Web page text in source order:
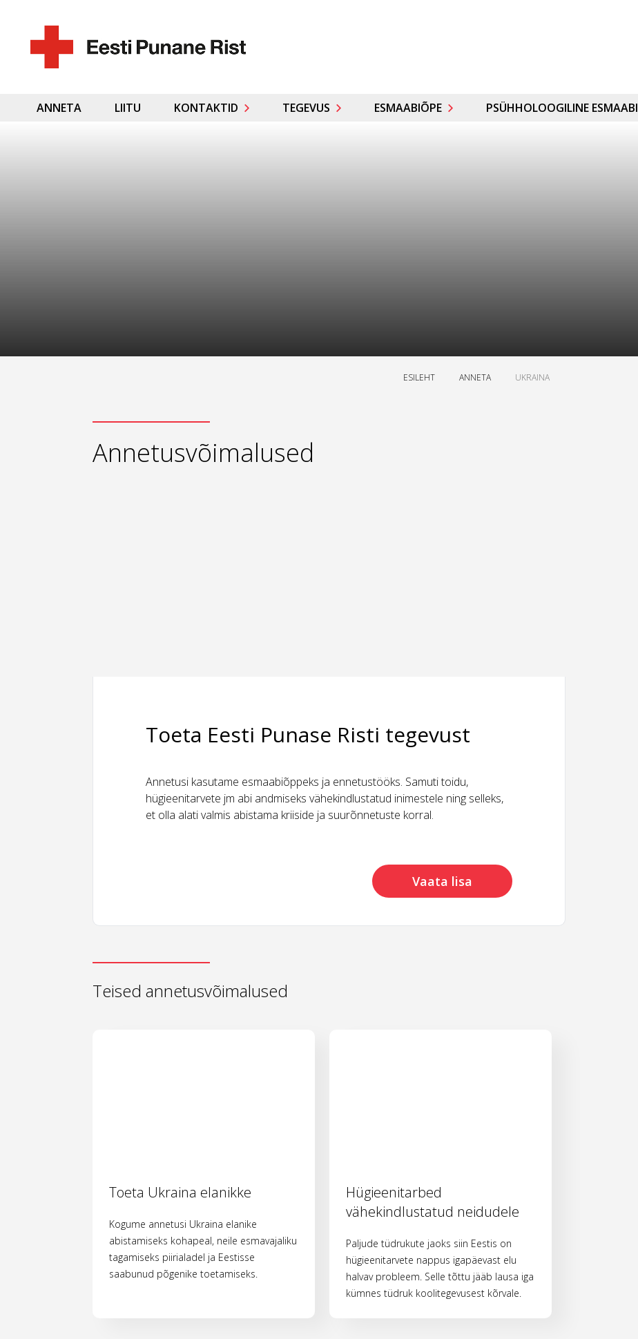
ANNETA LIITU KONTAKTID TEGEVUS ESMAABIÕPE PSÜHHOLOOGILINE ESMAABI
ESILEHT ANNETA UKRAINA
Annetusvõimalused
Toeta Eesti Punase Risti tegevust
Annetusi kasutame esmaabiõppeks ja ennetustööks. Samuti toidu,
hügieenitarvete jm abi andmiseks vähekindlustatud inimestele ning selleks,
et olla alati valmis abistama kriiside ja suurõnnetuste korral.
Vaata lisa
Teised annetusvõimalused
Toeta Ukraina elanikke
Kogume annetusi Ukraina elanike
abistamiseks kohapeal, neile esmavajaliku
tagamiseks piirialadel ja Eestisse
saabunud põgenike toetamiseks.
Hügieenitarbed
vähekindlustatud neidudele
Paljude tüdrukute jaoks siin Eestis on
hügieenitarvete nappus igapäevast elu
halvav probleem. Selle tõttu jääb lausa iga
kümnes tüdruk koolitegevusest kõrvale.